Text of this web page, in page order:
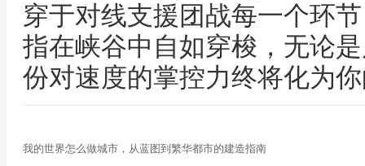
穿于对线支援团战每一个环
指在峡谷中自如穿梭，无论
份对速度的掌控力终将化为
我的世界怎么做城市，从蓝图到繁华都市的建造指南